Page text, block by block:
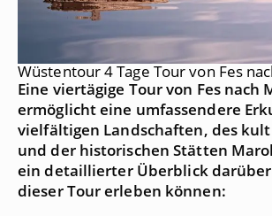
Wüstentour 4 Tage Tour von Fes
Eine viertägige Tour von Fes nach
ermöglicht eine umfassendere
vielfältigen Landschaften, des
und der historischen Stätten
ein detaillierter Überblick
dieser Tour erleben können: